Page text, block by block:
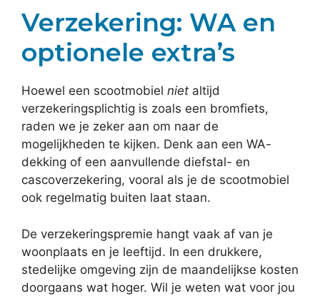
Verzekering: WA en
optionele extra’s
Hoewel een scootmobiel niet altijd
verzekeringsplichtig is zoals een bromfiets,
raden we je zeker aan om naar de
mogelijkheden te kijken. Denk aan een WA-
dekking of een aanvullende diefstal- en
cascoverzekering, vooral als je de scootmobiel
ook regelmatig buiten laat staan.
De verzekeringspremie hangt vaak af van je
woonplaats en je leeftijd. In een drukkere,
stedelijke omgeving zijn de maandelijkse kosten
doorgaans wat hoger. Wil je weten wat voor jou